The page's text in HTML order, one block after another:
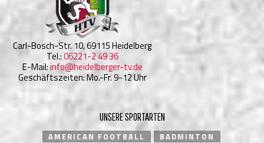
Carl-Bosch-Str. 10, 69115 Heidelberg
Tel.:06221-2 49 36
E-Mail:info@heidelberger-tv.de
Geschäftszeiten: Mo.-Fr. 9-12 Uhr
UNSERE SPORTARTEN
AMERICAN FOOTBALL
BADMINTON